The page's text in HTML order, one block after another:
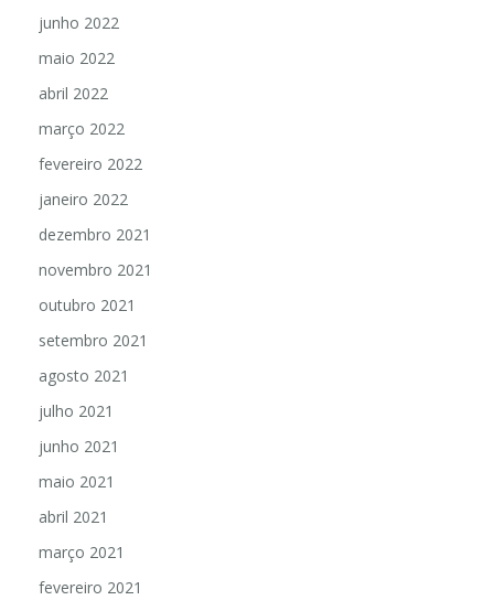
junho 2022
maio 2022
abril 2022
março 2022
fevereiro 2022
janeiro 2022
dezembro 2021
novembro 2021
outubro 2021
setembro 2021
agosto 2021
julho 2021
junho 2021
maio 2021
abril 2021
março 2021
fevereiro 2021